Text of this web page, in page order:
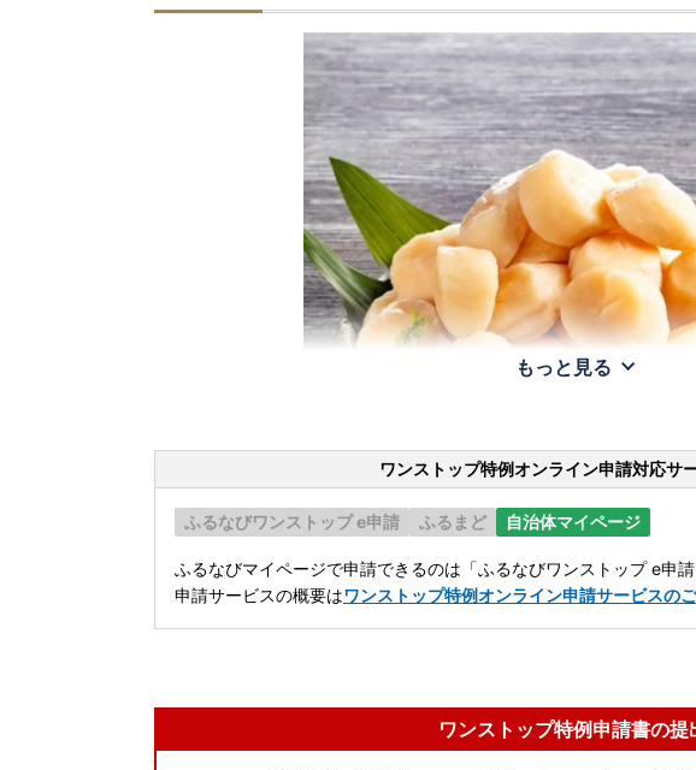
もっと見る
ワンストップ特例オンライン申請対応サ
ふるなびワンストップ e申請 ふるまど 自治体マイページ
ふるなびマイページで申請できるのは「ふるなびワンストップ e申請
申請サービスの概要はワンストップ特例オンライン申請サービスの
ワンストップ特例申請書の提